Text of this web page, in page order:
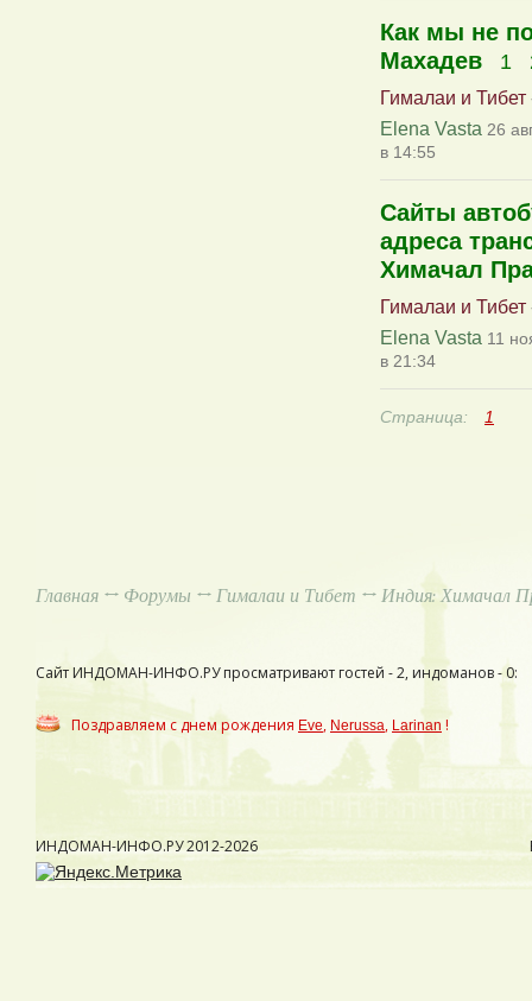
Как мы не
Махадев
1
Гималаи и Тибет
Elena Vasta 26
в 14:55
Сайты
адреса
Химачал
Гималаи и Тибет
Elena Vasta 11
в 21:34
Страница: 1
Главная ↔ Форумы ↔ Гималаи и Тибет ↔ Индия: Химачал
Сайт ИНДОМАН-ИНФО.РУ просматривают гостей - 2, индоманов - 0:
Поздравляем с днем рождения Eve, Nerussa, Larinan !
ИНДОМАН-ИНФО.РУ2012-2026